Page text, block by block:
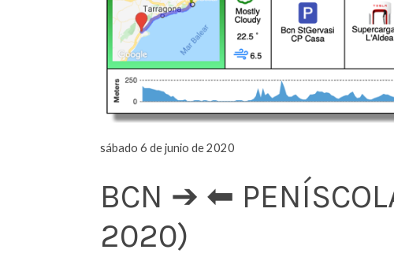
sábado 6 de junio de 2020
BCN ➔ ⬅︎
2020)